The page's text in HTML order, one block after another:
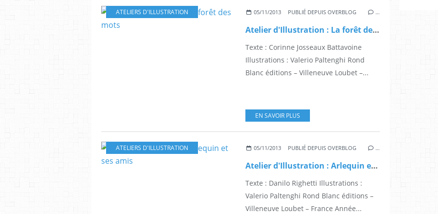
ATELIERS D'ILLUSTRATION 05/11/2013 PUBLIÉ DEPUIS OVERBLOG …
Atelier d'Illustration : La forêt des mots
Texte : Corinne Josseaux Battavoine
Illustrations : Valerio Paltenghi Rond
Blanc éditions – Villeneuve Loubet –...
EN SAVOIR PLUS
ATELIERS D'ILLUSTRATION 05/11/2013 PUBLIÉ DEPUIS OVERBLOG …
Atelier d'Illustration : Arlequin et ses amis
Texte : Danilo Righetti Illustrations :
Valerio Paltenghi Rond Blanc éditions –
Villeneuve Loubet – France Année...